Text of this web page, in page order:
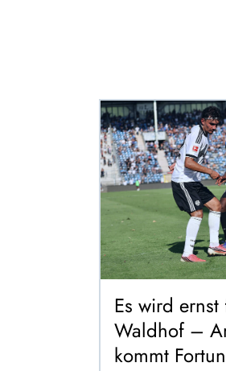
Es wird
Waldhof –
kommt